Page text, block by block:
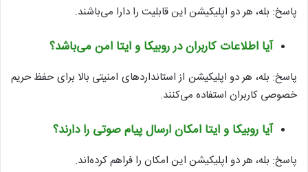
پاسخ: بله، هر دو اپلیکیشن این قابلیت را دارا می‌باشند.
آیا اطلاعات کاربران در روبیکا و ایتا امن می‌باشد؟
پاسخ: بله، هر دو اپلیکیشن از استانداردهای امنیتی بالا برای حفظ حریم
خصوصی کاربران استفاده می‌کنند.
آیا روبیکا و ایتا امکان ارسال پیام صوتی را دارند؟
پاسخ: بله، هر دو اپلیکیشن این امکان را فراهم کرده‌اند.